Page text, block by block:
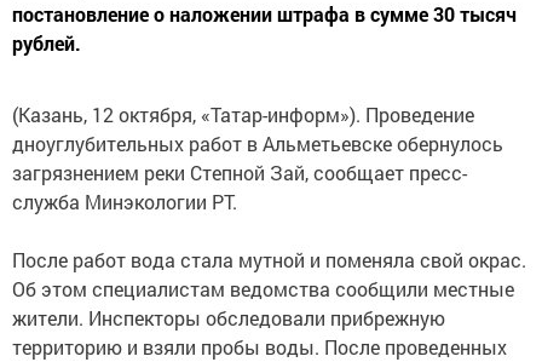
постановление о наложении штрафа в сумме 30 тысяч
рублей.
(Казань, 12 октября, «Татар-информ»). Проведение
дноуглубительных работ в Альметьевске обернулось
загрязнением реки Степной Зай, сообщает пресс-
служба Минэкологии РТ.
После работ вода стала мутной и поменяла свой окрас.
Об этом специалистам ведомства сообщили местные
жители. Инспекторы обследовали прибрежную
территорию и взяли пробы воды. После проведенных